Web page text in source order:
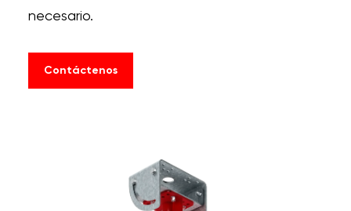
necesario.
Contáctenos